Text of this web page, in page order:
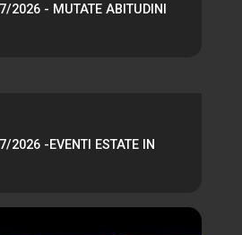
2026 - MUTATE ABITUDINI
2026 -EVENTI ESTATE IN